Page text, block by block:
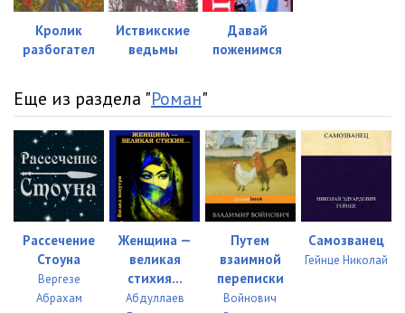
026
027
030 16:38
031 16:09
032
033 19:55
034
Кролик
разбогател
Иствикские
ведьмы
Давай
поженимся
Еще из раздела "Роман"
Рассечение
Стоуна
Вергезе
Абрахам
Женщина —
великая
стихия…
Абдуллаев
Путем
взаимной
переписки
Войнович
Самозванец
Гейнце Николай